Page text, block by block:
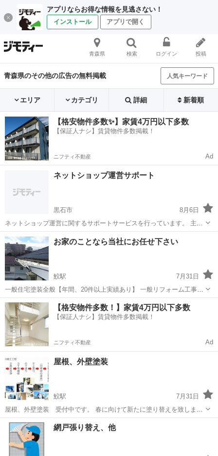
アプリならお得な情報を見逃さない！
インストール アプリで開く
青森県 検索 ログイン 投稿
青森県のその他の広告の無料掲載 人気キーワード
エリア カテゴリ 詳細 新着順
【格安物件多数✨】家賃4万円以下多数
【保証人ナシ】賃貸物件多数掲載！
ニフティ不動産 Ad
ネットショップ運営サポート
黒石市
8月6日
ネットショップ運営に関するサポートサービスを行っています。 主な
内容： ・商品情報の登録作業 ・商品ページの作成補助 ・掲載内容の
確認 ・ネットショップ運営に関するサポート 在宅で対応可能な作業で
す。 ...
青森 黒石市 その他
お家のことなら当社にお任せ下さい
鮫駅
7月31日
一般住宅塗装全般【年間、20件以上実績あり】 一般リフォーム工事、
雨漏り、軒天、雨樋など 家電取付け作業 介護用品取付け作業 左官工
事 内装工事 水道工事 草刈り作業。 建物解体工事 棚の取り付け作業
小屋解体。 ガレージ工...
青森 八戸市 鮫駅 その他 無料
【格安物件多数！】家賃4万円以下多数
【保証人ナシ】賃貸物件多数掲載！
ニフティ不動産 Ad
屋根、外壁塗装
鮫駅
7月31日
屋根、外壁塗装 受付中です。 春に向けて新たに塗り替えを致しませ
んか？ 無料にて見積作成致します。
青森 八戸市 鮫駅 その他
網戸張り替え、他